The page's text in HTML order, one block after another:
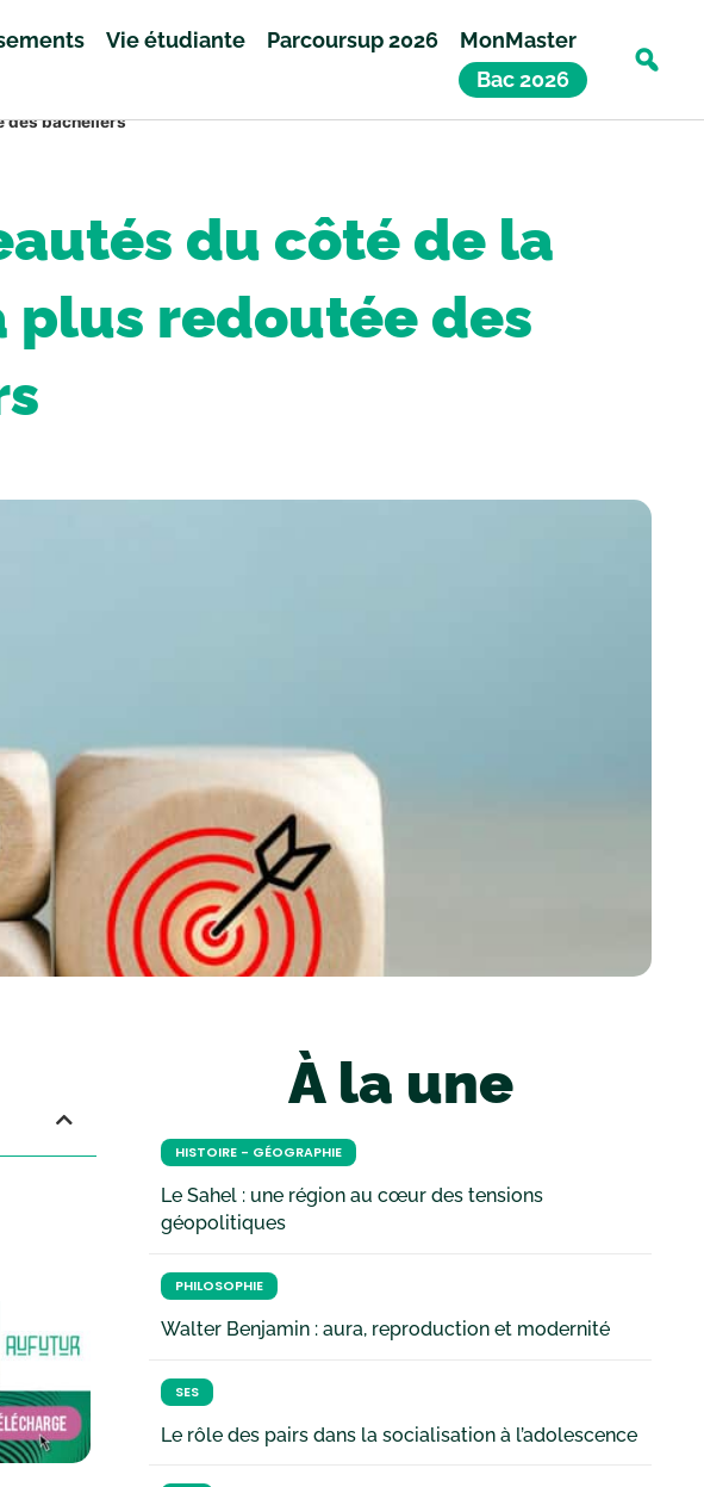
Vie étudiante Parcoursup 2026
MonMaster
Bac 2026
des bacheliers
du côté de la
redoutée des
À la une
HISTOIRE - GÉOGRAPHIE
Le Sahel : une région au cœur des tensions
géopolitiques
PHILOSOPHIE
Walter Benjamin : aura, reproduction et modernité
SES
Le rôle des pairs dans la socialisation à l’adolescence